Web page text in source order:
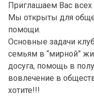
Приглашаем Вас всех
Мы открыты для
помощи.
Основные задачи
семьям в “мирной”
досуга, помощь в
вовлечение в
хотите!!!